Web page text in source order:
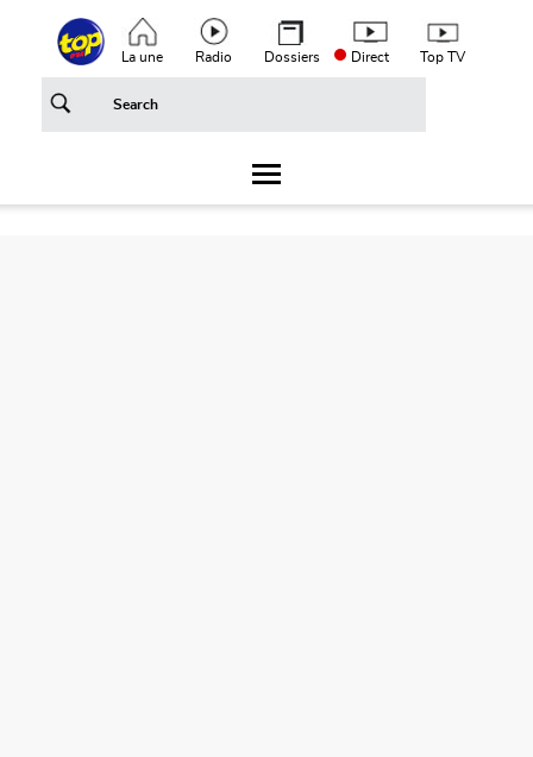
Aller au contenu principalTop header menu
La une Radio Dossiers Direct Top TV